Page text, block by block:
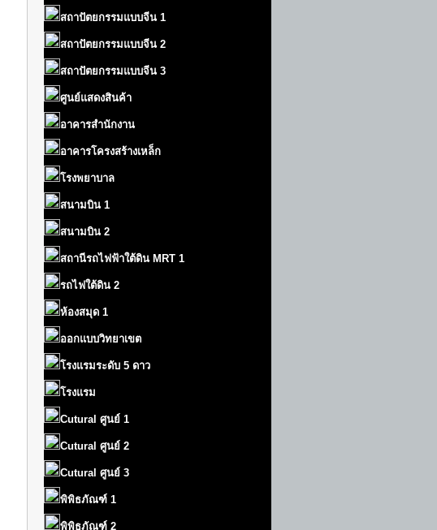
สถาปัตยกรรมแบบจีน 1
สถาปัตยกรรมแบบจีน 2
สถาปัตยกรรมแบบจีน 3
ศูนย์แสดงสินค้า
อาคารสำนักงาน
อาคารโครงสร้างเหล็ก
โรงพยาบาล
สนามบิน 1
สนามบิน 2
สถานีรถไฟฟ้าใต้ดิน MRT 1
รถไฟใต้ดิน 2
ห้องสมุด 1
ออกแบบวิทยาเขต
โรงแรมระดับ 5 ดาว
โรงแรม
Cutural ศูนย์ 1
Cutural ศูนย์ 2
Cutural ศูนย์ 3
พิพิธภัณฑ์ 1
พิพิธภัณฑ์ 2